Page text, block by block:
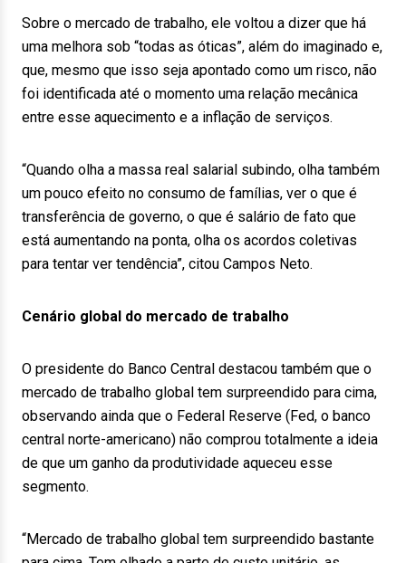
Sobre o mercado de trabalho, ele voltou a dizer que há
uma melhora sob “todas as óticas”, além do imaginado e,
que, mesmo que isso seja apontado como um risco, não
foi identificada até o momento uma relação mecânica
entre esse aquecimento e a inflação de serviços.
“Quando olha a massa real salarial subindo, olha também
um pouco efeito no consumo de famílias, ver o que é
transferência de governo, o que é salário de fato que
está aumentando na ponta, olha os acordos coletivas
para tentar ver tendência”, citou Campos Neto.
Cenário global do mercado de trabalho
O presidente do Banco Central destacou também que o
mercado de trabalho global tem surpreendido para cima,
observando ainda que o Federal Reserve (Fed, o banco
central norte-americano) não comprou totalmente a ideia
de que um ganho da produtividade aqueceu esse
segmento.
“Mercado de trabalho global tem surpreendido bastante